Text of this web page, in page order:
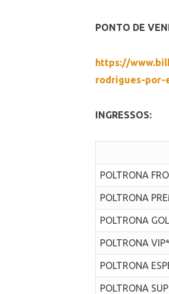
PONTO DE
https://
rodrigues-por-
INGRESSOS:
POLTRONA
POLTRONA
POLTRONA
POLTRONA VIP*
POLTRONA
POLTRONA